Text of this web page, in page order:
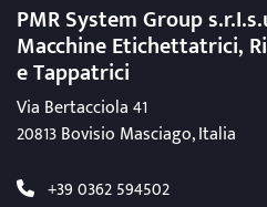
PMR System Group
Macchine Etichettatrici,
e Tappatrici
Via Bertacciola 41
20813 Bovisio Masciago, Italia
+39 0362 594502